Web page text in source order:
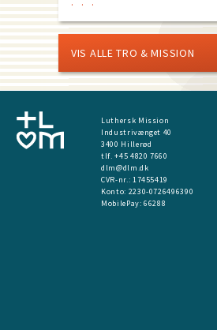
VIS ALLE TRO & MISSION
Luthersk Mission
Industrivænget 40
3400 Hillerød
tlf. +45 4820 7660
dlm@dlm.dk
CVR-nr.: 17455419
​Konto: 2230-0726496390
MobilePay:66288